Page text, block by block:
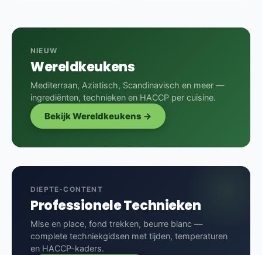
NIEUW
Wereldkeukens
Mediterraan, Aziatisch, Scandinavisch en meer —
ingrediënten, technieken en HACCP per cuisine.
Bekijk Wereldkeukens →
DIEPTE-CONTENT
Professionele Technieken
Mise en place, fond trekken, beurre blanc —
complete techniekgidsen met tijden, temperaturen
en HACCP-kaders.